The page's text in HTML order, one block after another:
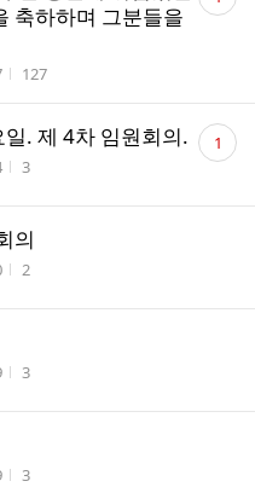
축하하며 그분들을
조회수
127
글
. 제 4차 임원회의.
조회수
3
댓
글 1
의
조회수
2
조회수
3
조회수
3